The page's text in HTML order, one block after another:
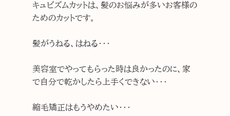
キュビズムカットは、髪のお悩みが多いお客様の
ためのカットです。
髪がうねる、はねる・・・
美容室でやってもらった時は良かったのに、家
で自分で乾かしたら上手くできない・・・
縮毛矯正はもうやめたい・・・